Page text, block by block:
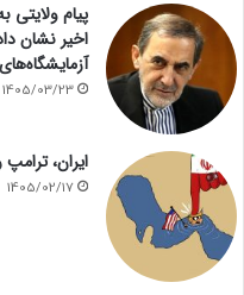
پیام
اخیر نشان
1405/03/23
ایران،
1405/02/17